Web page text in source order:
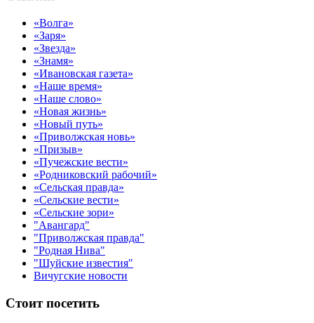
«Волга»
«Заря»
«Звезда»
«Знамя»
«Ивановская газета»
«Наше время»
«Наше слово»
«Новая жизнь»
«Новый путь»
«Приволжская новь»
«Призыв»
«Пучежские вести»
«Родниковский рабочий»
«Сельская правда»
«Сельские вести»
«Сельские зори»
"Авангард"
"Приволжская правда"
"Родная Нива"
"Шуйские известия"
Вичугские новости
Стоит посетить